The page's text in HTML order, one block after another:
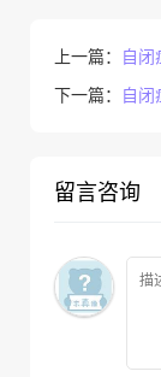
上一篇：
自闭
下一篇：
自闭
留言咨询